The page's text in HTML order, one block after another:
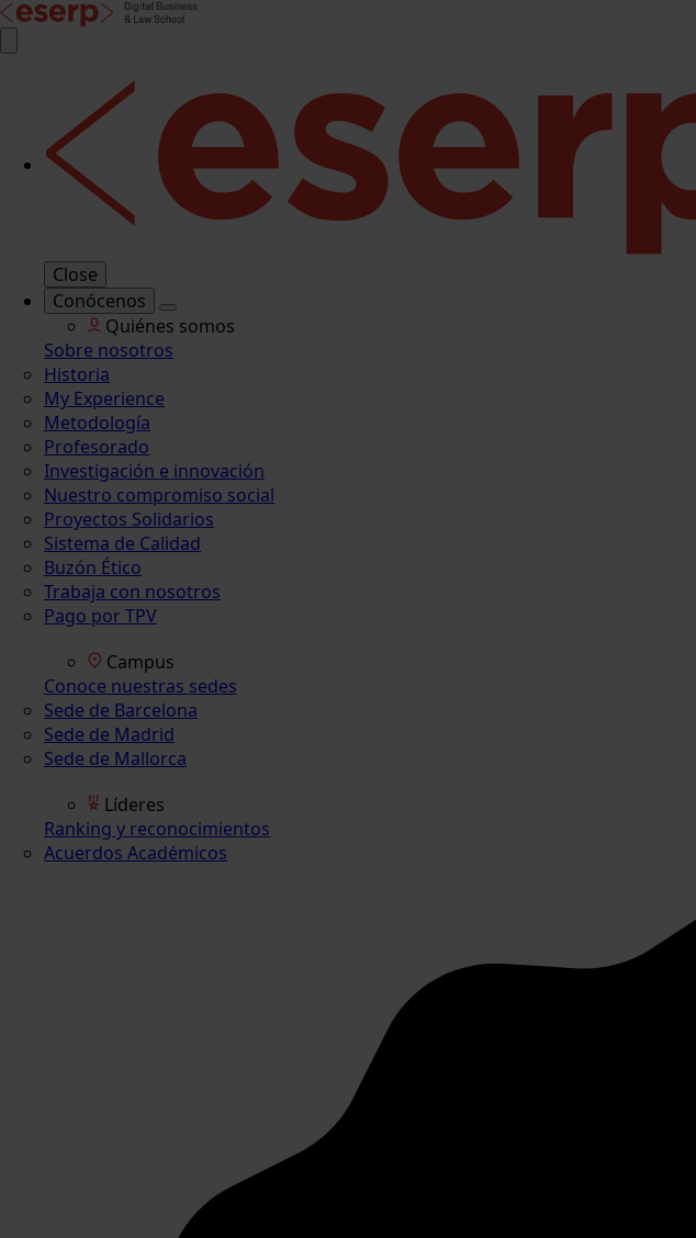
Close
Conócenos
Quiénes somos
Sobre nosotros
Historia
My Experience
Metodología
Profesorado
Investigación e innovación
Nuestro compromiso social
Proyectos Solidarios
Sistema de Calidad
Buzón Ético
Trabaja con nosotros
Pago por TPV
Campus
Conoce nuestras sedes
Sede de Barcelona
Sede de Madrid
Sede de Mallorca
Líderes
Ranking y reconocimientos
Acuerdos Académicos